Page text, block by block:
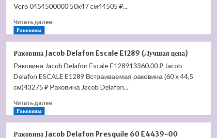
1"
101SCH6610
цена)
Vero 0454500000 50x47 см44505 ₽...
Читать далееПрочитать
Раковина
Duravit
Vero
0703500008
R
цена)
Раковины
Раковина Jacob Delafon Escale E1289 (Лучшая цена)
Раковина Jacob Delafon Escale E128913360.00 ₽ Jacob
Delafon ESCALE E1289 Встраиваемая раковина (60 х 44,5
см)43275 ₽ Раковина Jacob Delafon...
Читать далееПрочитать
Раковина
Раковины
Раковина Jacob Delafon Presquile 60 E4439-00